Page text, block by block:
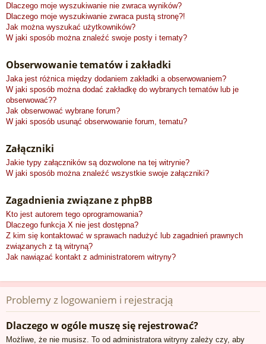
Dlaczego moje wyszukiwanie nie zwraca wyników?
Dlaczego moje wyszukiwanie zwraca pustą stronę?!
Jak można wyszukać użytkowników?
W jaki sposób można znaleźć swoje posty i tematy?
Obserwowanie tematów i zakładki
Jaka jest różnica między dodaniem zakładki a obserwowaniem?
W jaki sposób można dodać zakładkę do wybranych tematów lub je
obserwować??
Jak obserwować wybrane forum?
W jaki sposób usunąć obserwowanie forum, tematu?
Załączniki
Jakie typy załączników są dozwolone na tej witrynie?
W jaki sposób można znaleźć wszystkie swoje załączniki?
Zagadnienia związane z phpBB
Kto jest autorem tego oprogramowania?
Dlaczego funkcja X nie jest dostępna?
Z kim się kontaktować w sprawach nadużyć lub zagadnień prawnych
związanych z tą witryną?
Jak nawiązać kontakt z administratorem witryny?
Problemy z logowaniem i rejestracją
Dlaczego w ogóle muszę się rejestrować?
Możliwe, że nie musisz. To od administratora witryny zależy czy, aby